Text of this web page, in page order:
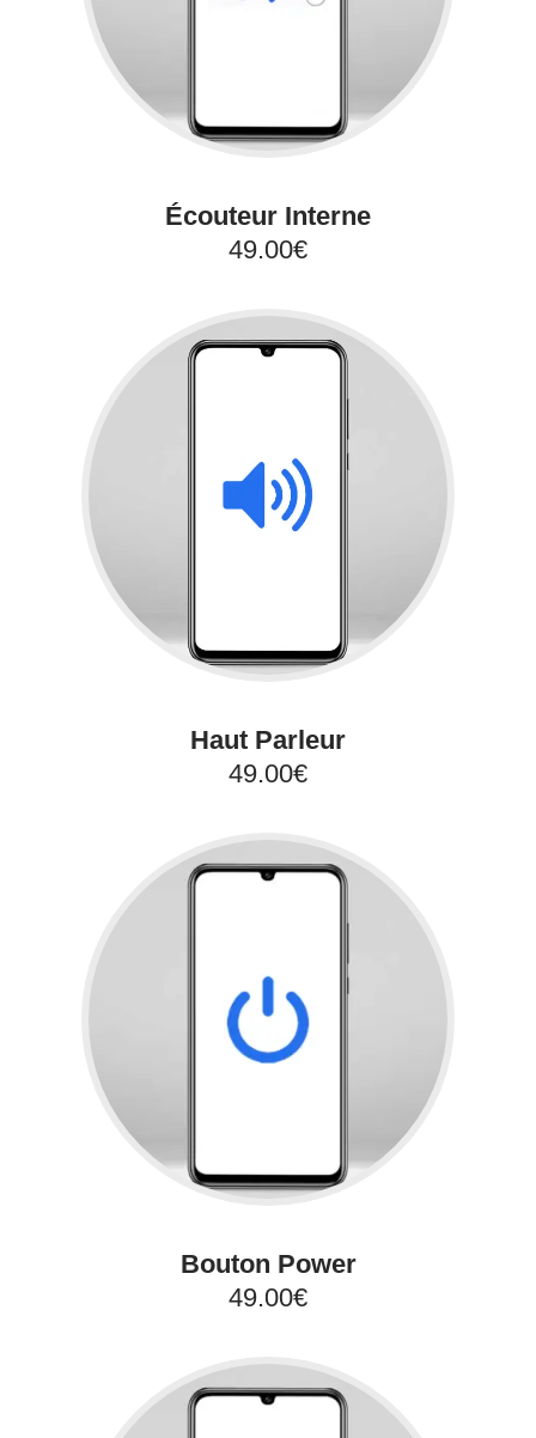
Écouteur Interne
49.00€
Haut Parleur
49.00€
Bouton Power
49.00€